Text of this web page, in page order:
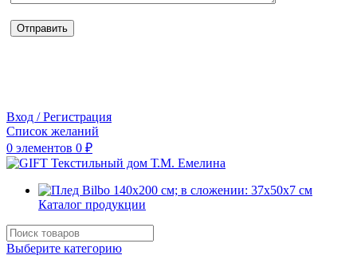
Вход / Регистрация
Список желаний
0 элементов 0 ₽
Каталог продукции
Выберите категорию